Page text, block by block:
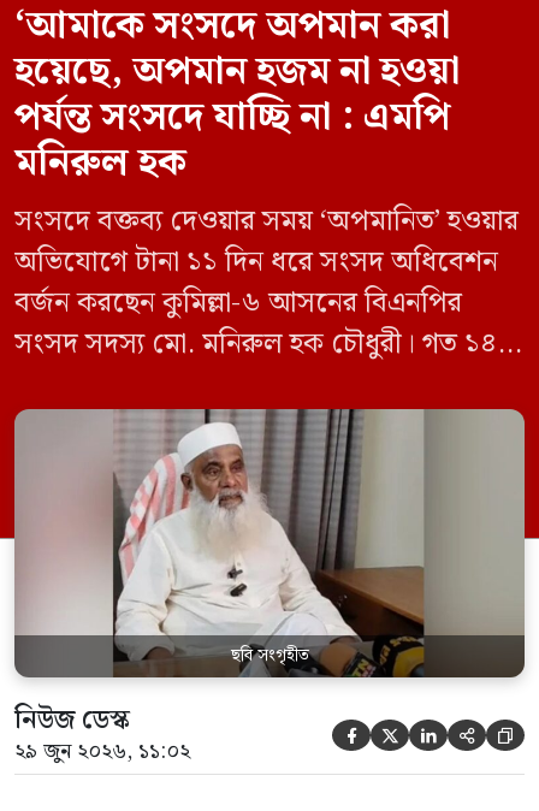
‘আমাকে সংসদে অপমান করা
হয়েছে, অপমান হজম না হওয়া
পর্যন্ত সংসদে যাচ্ছি না : এমপি
মনিরুল হক
সংসদে বক্তব্য দেওয়ার সময় ‘অপমানিত’ হওয়ার
অভিযোগে টানা ১১ দিন ধরে সংসদ অধিবেশন
বর্জন করছেন কুমিল্লা-৬ আসনের বিএনপির
সংসদ সদস্য মো. মনিরুল হক চৌধুরী। গত ১৪
রুলিং ও সিদ্ধান্তের প্রতিবাদে ১৫ থেকে ২৫ জুন
পর্যন্ত তিনি সংসদে যাননি। মনিরুল হক চৌধুরী
বলেন, ‘আমাকে সংসদে অপমান করা হয়েছে।
স্পিকার ফোন […]
ছবি সংগৃহীত
নিউজ ডেস্ক
২৯ জুন ২০২৬, ১১:০২     